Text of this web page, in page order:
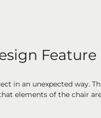
Feature
in an unexpected way.
elements of the chair